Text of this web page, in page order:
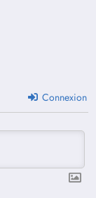
Connexion